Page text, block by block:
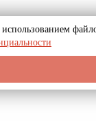
использованием